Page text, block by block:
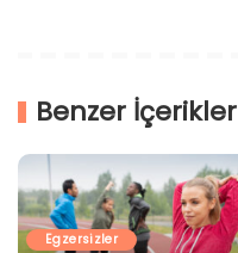
Benzer İçerikler
Egzersizler